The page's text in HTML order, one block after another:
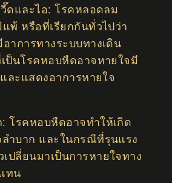
ดและไอ: โรคหลอดลม
พ้ หรือที่เรียกกันทั่วไปว่า
าการทางระบบทางเดิน
ป็นโรคหอบหืดอาจหายใจมี
ละแสดงอาการหายใจ
โรคหอบหืดอาจทำให้เกิด
ลำบาก และในกรณีที่รุนแรง
ปลี่ยนมาเป็นการหายใจทาง
ทน